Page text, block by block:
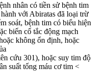
nhân có tiền sử bệnh tim
với Abiratas đã loại trừ
soát, bệnh tim có biểu hiện
biến cố tắc động mạch
không ổn định, hoặc
cứu 301), hoặc suy tim độ
suất tống máu cơ tim <